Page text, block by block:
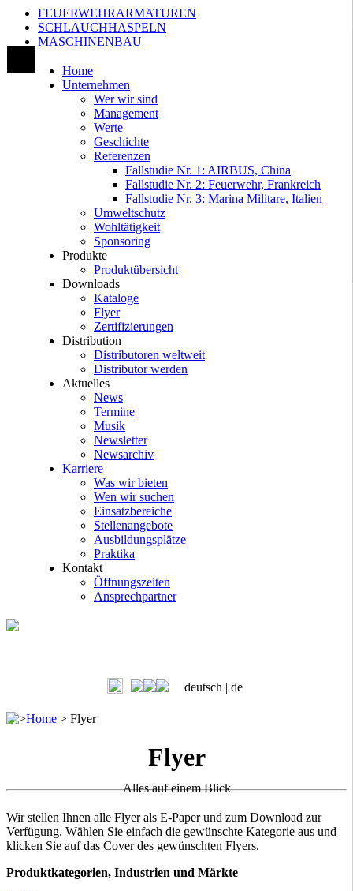
FEUERWEHRARMATUREN
SCHLAUCHHASPELN
MASCHINENBAU
Home
Unternehmen
Wer wir sind
Management
Werte
Geschichte
Referenzen
Fallstudie Nr. 1: AIRBUS, China
Fallstudie Nr. 2: Feuerwehr, Frankreich
Fallstudie Nr. 3: Marina Militare, Italien
Umweltschutz
Wohltätigkeit
Sponsoring
Produkte
Produktübersicht
Downloads
Kataloge
Flyer
Zertifizierungen
Distribution
Distributoren weltweit
Distributor werden
Aktuelles
News
Termine
Musik
Newsletter
Newsarchiv
Karriere
Was wir bieten
Wen wir suchen
Einsatzbereiche
Stellenangebote
Ausbildungsplätze
Praktika
Kontakt
Öffnungszeiten
Ansprechpartner
deutsch | de
>Home > Flyer
Flyer
Alles auf einem Blick
Wir stellen Ihnen alle Flyer als E-Paper und zum Download zur
Verfügung. Wählen Sie einfach die gewünschte Kategorie aus und
klicken Sie auf das Cover des gewünschten Flyers.
Produktkategorien, Industrien und Märkte